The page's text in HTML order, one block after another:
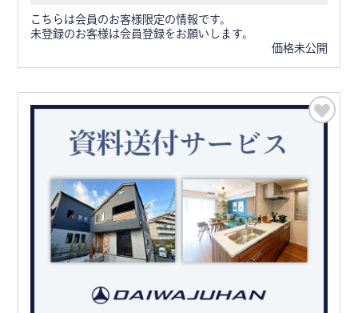
こちらは会員のお客様限定の情報です。
未登録のお客様は会員登録をお願いします。
価格未公開